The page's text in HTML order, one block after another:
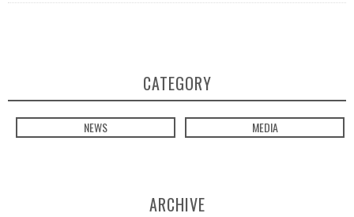
CATEGORY
NEWS MEDIA
ARCHIVE